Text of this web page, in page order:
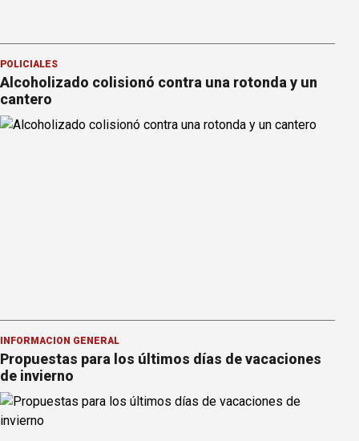
POLICIALES
Alcoholizado colisionó contra una rotonda y un
cantero
INFORMACION GENERAL
Propuestas para los últimos días de vacaciones
de invierno